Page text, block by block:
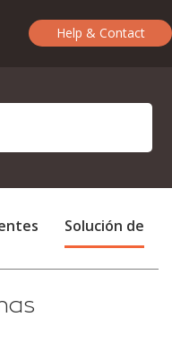
Help & Contact
Solución de